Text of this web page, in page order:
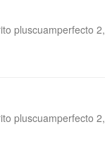
pluscuamperfecto 2,
pluscuamperfecto 2,